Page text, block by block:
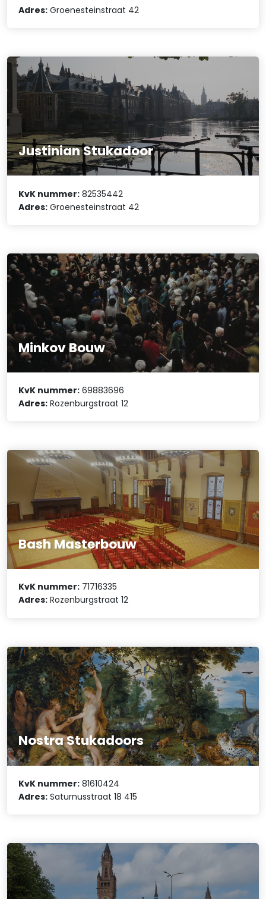
Adres: Groenesteinstraat 42
Justinian Stukadoor
KvK nummer: 82535442
Adres: Groenesteinstraat 42
Minkov Bouw
KvK nummer: 69883696
Adres: Rozenburgstraat 12
Bash Masterbouw
KvK nummer: 71716335
Adres: Rozenburgstraat 12
Nostra Stukadoors
KvK nummer: 81610424
Adres: Saturnusstraat 18 415